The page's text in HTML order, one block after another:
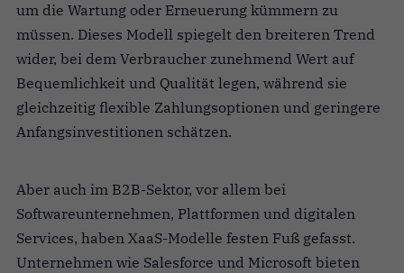
um die Wartung oder Erneuerung kümmern zu
müssen. Dieses Modell spiegelt den breiteren Trend
wider, bei dem Verbraucher zunehmend Wert auf
Bequemlichkeit und Qualität legen, während sie
gleichzeitig flexible Zahlungsoptionen und geringere
Anfangsinvestitionen schätzen.
Aber auch im B2B-Sektor, vor allem bei
Softwareunternehmen, Plattformen und digitalen
Services, haben XaaS-Modelle festen Fuß gefasst.
Unternehmen wie Salesforce und Microsoft bieten